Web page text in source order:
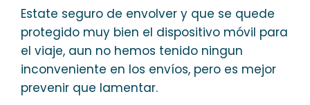
Estate seguro de envolver y que se quede
protegido muy bien el dispositivo móvil para
el viaje, aun no hemos tenido ningun
inconveniente en los envíos, pero es mejor
prevenir que lamentar.